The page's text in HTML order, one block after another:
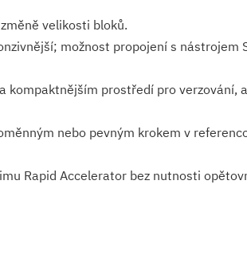
velikosti bloků.
možnost propojení s nástrojem
kompaktnějším prostředí pro verzování,
nebo pevným krokem v
Rapid Accelerator bez nutnosti